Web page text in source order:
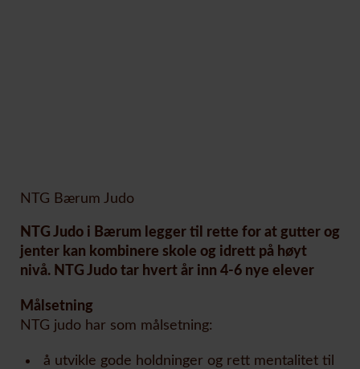
NTG Bærum Judo
NTG Judo i Bærum legger til rette for at gutter og
jenter kan kombinere skole og idrett på høyt
nivå. NTG Judo tar hvert år inn 4-6 nye elever
Målsetning
NTG judo har som målsetning:
å utvikle gode holdninger og rett mentalitet til